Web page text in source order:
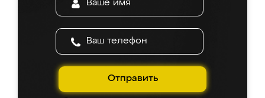
Отправить